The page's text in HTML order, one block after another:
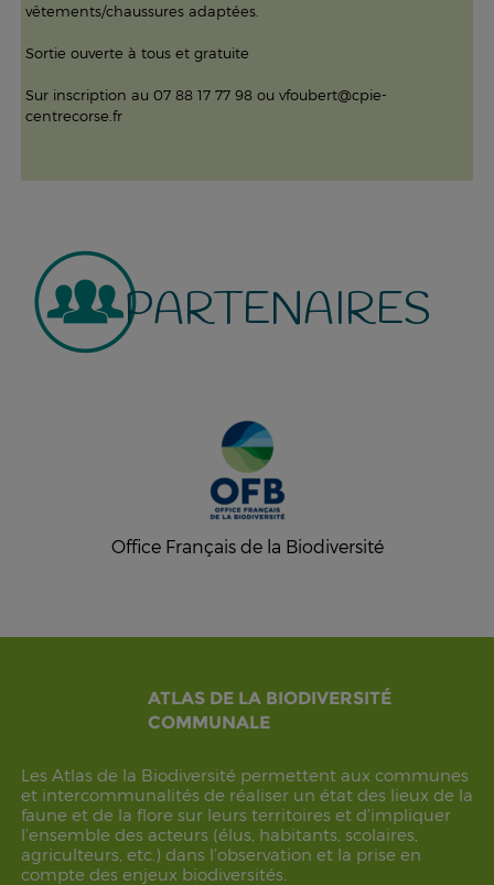
vêtements/chaussures adaptées.
Sortie ouverte à tous et gratuite
Sur inscription au 07 88 17 77 98 ou vfoubert@cpie-
centrecorse.fr
PARTENAIRES
Office Français de la Biodiversité
ATLAS DE LA BIODIVERSITÉ
COMMUNALE
Les Atlas de la Biodiversité permettent aux communes
et intercommunalités de réaliser un état des lieux de la
faune et de la flore sur leurs territoires et d’impliquer
l’ensemble des acteurs (élus, habitants, scolaires,
agriculteurs, etc.) dans l’observation et la prise en
compte des enjeux biodiversités.